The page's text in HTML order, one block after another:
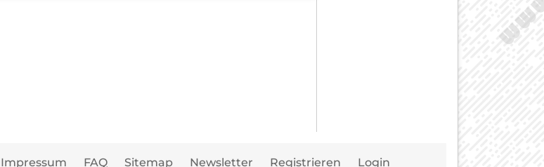
Impressum FAQ Sitemap Newsletter Registrieren Login